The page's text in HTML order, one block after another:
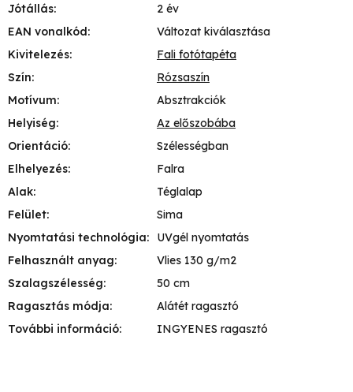
Jótállás:
2 év
EAN vonalkód:
Változat kiválasztása
Kivitelezés:
Fali fotótapéta
Szín:
Rózsaszín
Motívum:
Absztrakciók
Helyiség:
Az előszobába
Orientáció:
Szélességban
Elhelyezés:
Falra
Alak:
Téglalap
Felület:
Sima
Nyomtatási technológia:
UVgél nyomtatás
Felhasznált anyag:
Vlies 130 g/m2
Szalagszélesség:
50 cm
Ragasztás módja:
Alátét ragasztó
További információ: INGYENES ragasztó